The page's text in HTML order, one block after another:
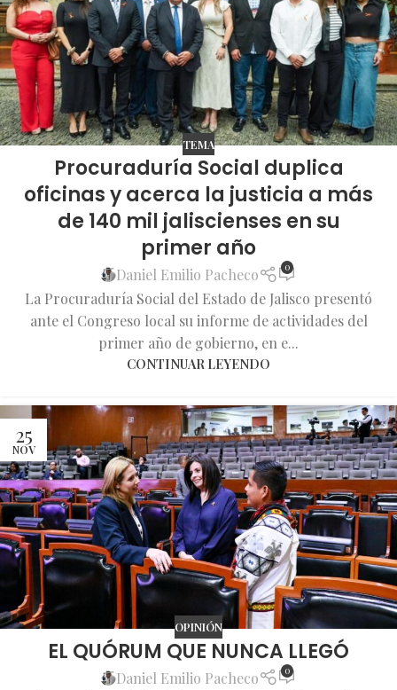
TEMA
Procuraduría Social duplica
oficinas y acerca la justicia a más
de 140 mil jaliscienses en su
primer año
Daniel Emilio Pacheco 0
La Procuraduría Social del Estado de Jalisco presentó
ante el Congreso local su informe de actividades del
primer año de gobierno, en e...
CONTINUAR LEYENDO
25
NOV
OPINIÓN
EL QUÓRUM QUE NUNCA LLEGÓ
Daniel Emilio Pacheco 0